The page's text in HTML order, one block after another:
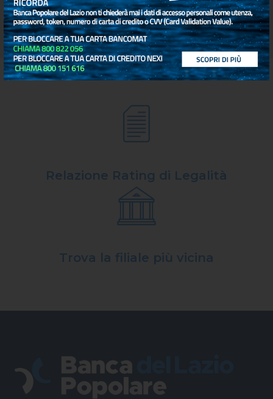
accesso ai servizi della Banca.
Relazione Rating di Legalità
Trova la filiale più vicina